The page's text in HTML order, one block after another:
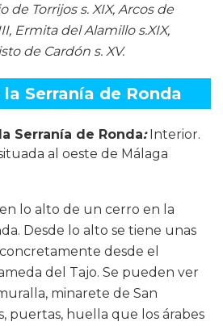
de Torrijos s. XIX, Arcos de
Ermita del Alamillo s.XIX,
de Cardón s. XV.
Serranía de Ronda
Serranía de Ronda:Interior.
al oeste de Málaga
lo alto de un cerro en la
Desde lo alto se tiene unas
desde el
del Tajo. Se pueden ver
minarete de San
puertas, huella que los árabes